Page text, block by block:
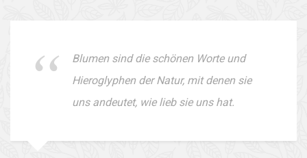
Blumen sind die schönen Worte und
Hieroglyphen der Natur, mit denen sie
uns andeutet, wie lieb sie uns hat.